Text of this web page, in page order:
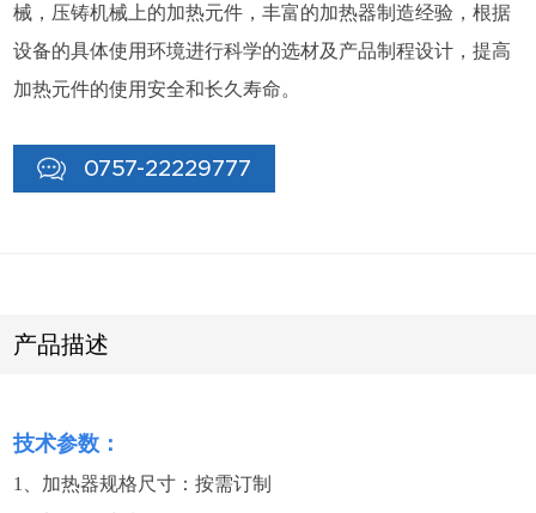
械，压铸机械上的加热元件，丰富的加热器制造经验，根据
设备的具体使用环境进行科学的选材及产品制程设计，提高
加热元件的使用安全和长久寿命。
0757-22229777
产品描述
技术参数：
1、加热器规格尺寸：按需订制